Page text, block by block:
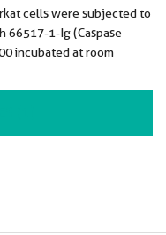
cells were subjected to
66517-1-Ig (Caspase